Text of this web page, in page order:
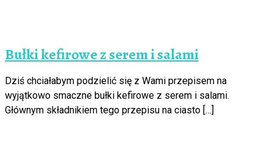
Bułki kefirowe z serem i salami
Dziś chciałabym podzielić się z Wami przepisem na
wyjątkowo smaczne bułki kefirowe z serem i salami.
Głównym składnikiem tego przepisu na ciasto […]